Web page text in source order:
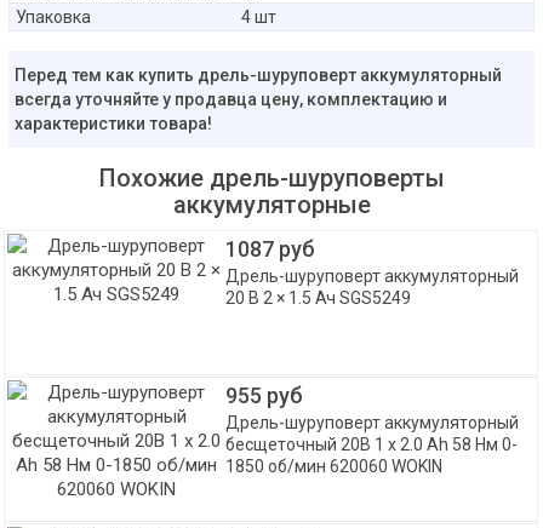
Упаковка
4 шт
Перед тем как купить дрель-шуруповерт аккумуляторный
всегда уточняйте у продавца цену, комплектацию и
характеристики товара!
Похожие дрель-шуруповерты
аккумуляторные
1087 руб
Дрель-шуруповерт аккумуляторный
20 В 2 × 1.5 Ач SGS5249
955 руб
Дрель-шуруповерт аккумуляторный
бесщеточный 20В 1 x 2.0 Ah 58 Нм 0-
1850 об/мин 620060 WOKIN